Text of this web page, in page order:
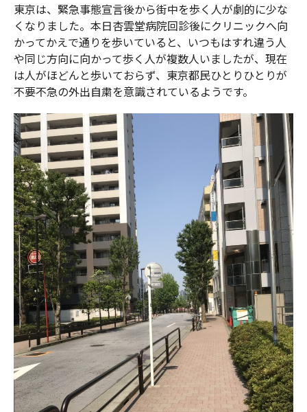
東京は、緊急事態宣言後から街中を歩く人が劇的に少な
くなりました。本日杏雲堂病院回診後にクリニックへ向
かってかえで通りを歩いていると、いつもはすれ違う人
や同じ方向に向かって歩く人が複数人いましたが、現在
は人がほどんと歩いておらず、東京都民ひとりひとりが
不要不急の外出自粛を意識されているようです。